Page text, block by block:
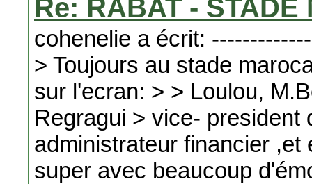
Re: RABAT - STADE
cohenelie a écrit:
> Toujours au stade
sur l'ecran: > > Loulou,
Regragui > vice- president
administrateur financier ,et
super avec beaucoup